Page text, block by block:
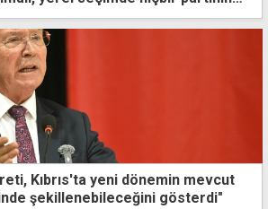
Kıbrıs'ta yeni dönemin mevcut
şekillenebileceğini gösterdi"